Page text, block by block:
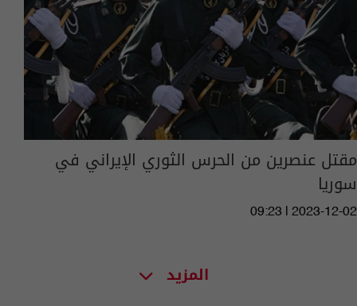
مقتل عنصرين من الحرس الثوري الإيراني في
سوريا
09:23 | 2023-12-02
المزيد